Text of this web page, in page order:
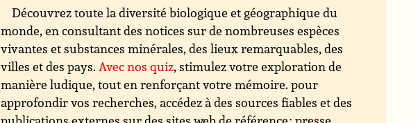
Découvrez toute la diversité biologique et géographique du
monde, en consultant des notices sur de nombreuses espèces
vivantes et substances minérales, des lieux remarquables, des
villes et des pays.Avec nos quiz, stimulez votre exploration de
manière ludique, tout en renforçant votre mémoire. pour
approfondir vos recherches, accédez à des sources fiables et des